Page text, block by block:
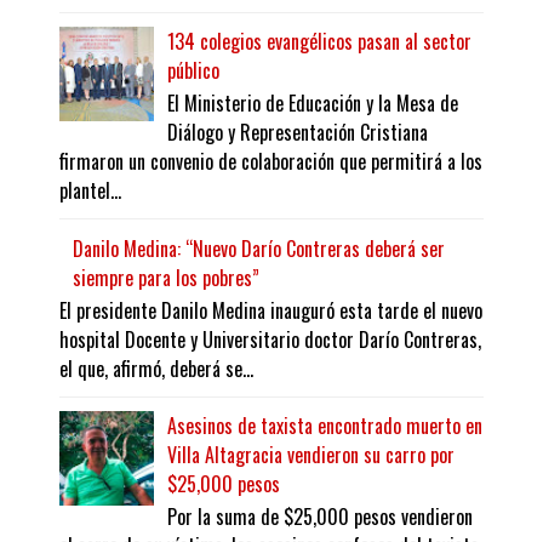
134 colegios evangélicos pasan al sector
público
El Ministerio de Educación y la Mesa de
Diálogo y Representación Cristiana
firmaron un convenio de colaboración que permitirá a los
plantel...
Danilo Medina: “Nuevo Darío Contreras deberá ser
siempre para los pobres”
El presidente Danilo Medina inauguró esta tarde el nuevo
hospital Docente y Universitario doctor Darío Contreras,
el que, afirmó, deberá se...
Asesinos de taxista encontrado muerto en
Villa Altagracia vendieron su carro por
$25,000 pesos
Por la suma de $25,000 pesos vendieron